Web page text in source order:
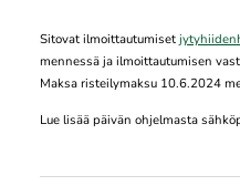
Sitovat ilmoittautumiset
mennessä ja ilmoittautumisen
Maksa risteilymaksu 10.6.2024
Lue lisää päivän ohjelmasta